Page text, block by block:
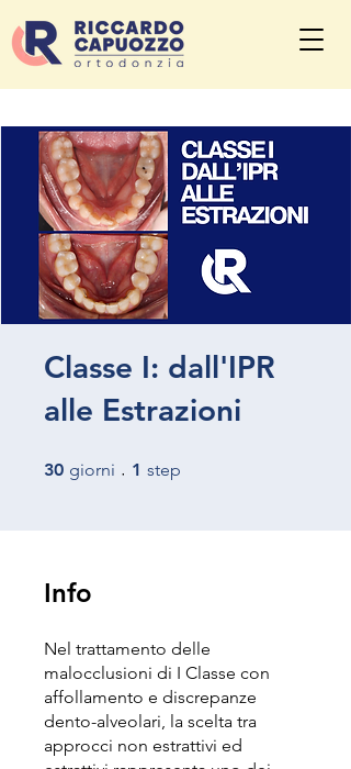
Classe I: dall'IPR
alle Estrazioni
30 giorni 30 giorni
1 step
Info
Nel trattamento delle
malocclusioni di I Classe con
affollamento e discrepanze
dento-alveolari, la scelta tra
approcci non estrattivi ed